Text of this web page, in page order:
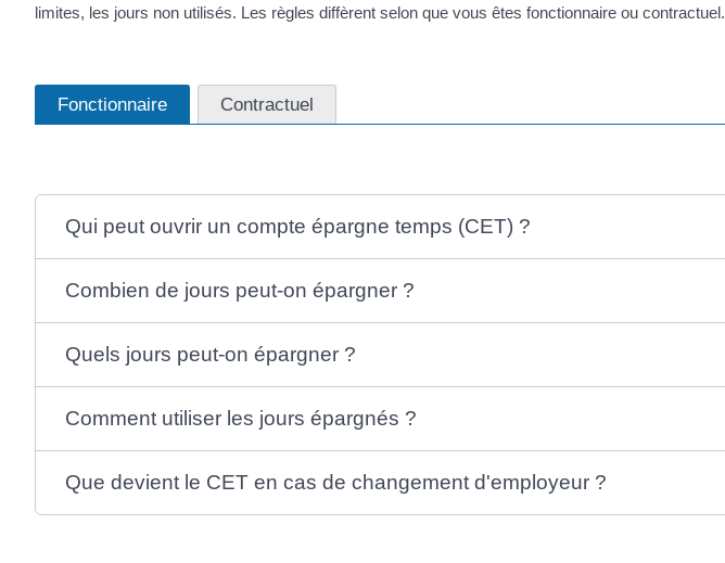
limites, les jours non utilisés. Les règles diffèrent selon que vous êtes fonctionnaire ou contractuel.
Fonctionnaire Contractuel
Qui peut ouvrir un compte épargne temps (CET) ?
Combien de jours peut-on épargner ?
Quels jours peut-on épargner ?
Comment utiliser les jours épargnés ?
Que devient le CET en cas de changement d'employeur ?